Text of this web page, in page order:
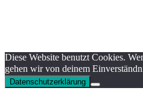
Diese Website benutzt Cookies.
gehen wir von deinem
Datenschutzerklärung